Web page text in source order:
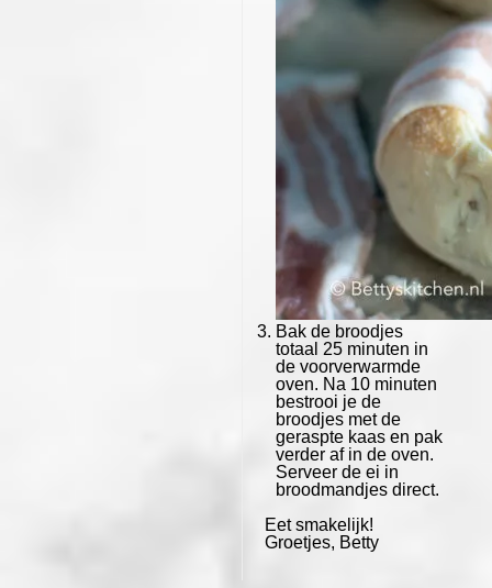
Bak de broodjes
totaal 25 minuten in
de voorverwarmde
oven. Na 10 minuten
bestrooi je de
broodjes met de
geraspte kaas en pak
verder af in de oven.
Serveer de ei in
broodmandjes direct.
Eet smakelijk!
Groetjes, Betty